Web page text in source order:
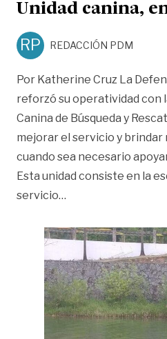
Unidad canina,
RP REDACCIÓN PDM
Por Katherine Cruz La
reforzó su operatividad con
Canina de Búsqueda y
mejorar el servicio y brindar
cuando sea necesario
Esta unidad consiste en la
servicio…